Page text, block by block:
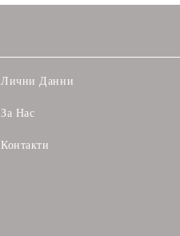
Лични Данни
За Нас
Контакти